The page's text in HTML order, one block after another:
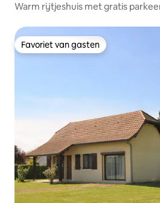
Warm rijtjeshuis met gratis
Favoriet van gasten
Favoriet van gasten